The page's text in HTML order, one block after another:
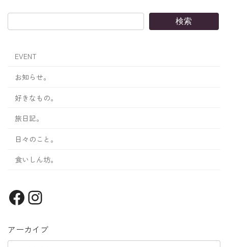
検索
EVENT
お知らせ。
好きなもの。
旅日記。
日々のこと。
食いしん坊。
Facebook
Instagram
アーカイブ